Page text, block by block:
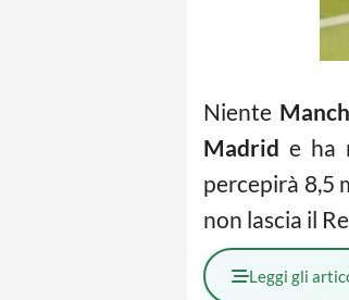
Niente
Madrid e ha
percepirà 8,5
non lascia il
Leggi gli